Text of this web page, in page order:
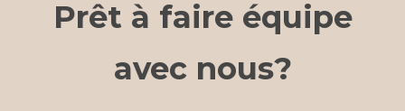
Prêt à faire équipe
avec nous?